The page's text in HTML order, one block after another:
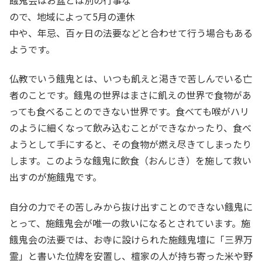
ので、地域によって5月の連休
中や、年忌、百ヶ日の法要などと合わせて行う場合もある
ようです。
仏教でいう餓鬼とは、いつも飢えと渇きで苦しんでいる亡
者のことです。餓鬼の世界はまさに飢えの世界で食物があ
っても食べることのできない世界です。食べても喉がハリ
のように細くなって飲み込むことができなかったり、食べ
ようとして手にすると、その食物が燃え尽きてしまったり
します。このような餓鬼に飲食（おんじき）を施して救い
出すのが施餓鬼です。
自分の力でその苦しみから抜け出すことのできない餓鬼に
とって、施餓鬼会が唯一の救いになるとされています。施
餓鬼会の法要では、お寺に設けられた施餓鬼壇に「三界万
霊」と書いた位牌を安置し、檀家の人が持ち寄った米や野